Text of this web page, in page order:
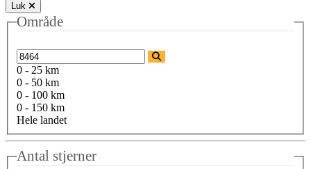
Luk
Område
0 - 25 km
0 - 50 km
0 - 100 km
0 - 150 km
Hele landet
Antal stjerner